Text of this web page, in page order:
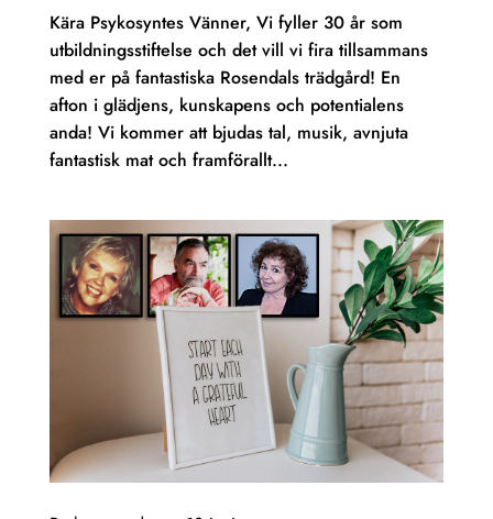
Kära Psykosyntes Vänner, Vi fyller 30 år som
utbildningsstiftelse och det vill vi fira tillsammans
med er på fantastiska Rosendals trädgård! En
afton i glädjens, kunskapens och potentialens
anda! Vi kommer att bjudas tal, musik, avnjuta
fantastisk mat och framförallt...